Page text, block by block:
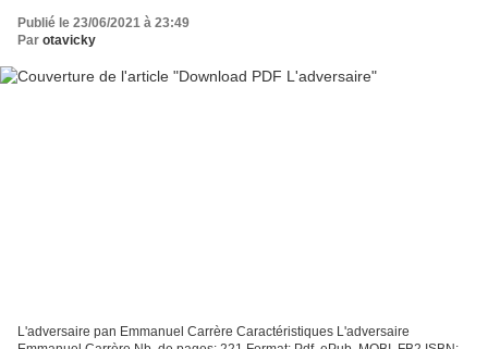
Publié le 23/06/2021 à 23:49
Par otavicky
L'adversaire pan Emmanuel Carrère Caractéristiques L'adversaire